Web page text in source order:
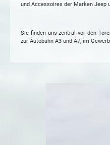
und Accessoires der Marken Jeep
Sie finden uns zentral vor den
zur Autobahn A3 und A7, im